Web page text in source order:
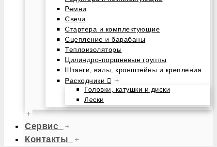
Ремни
Свечи
Стартера и комплектующие
Сцепление и барабаны
Теплоизоляторы
Цилиндро-поршневые группы
Штанги, валы, кронштейны и крепления
Расходники
+
Головки, катушки и диски
Лески
+
Сервис +
Контакты +